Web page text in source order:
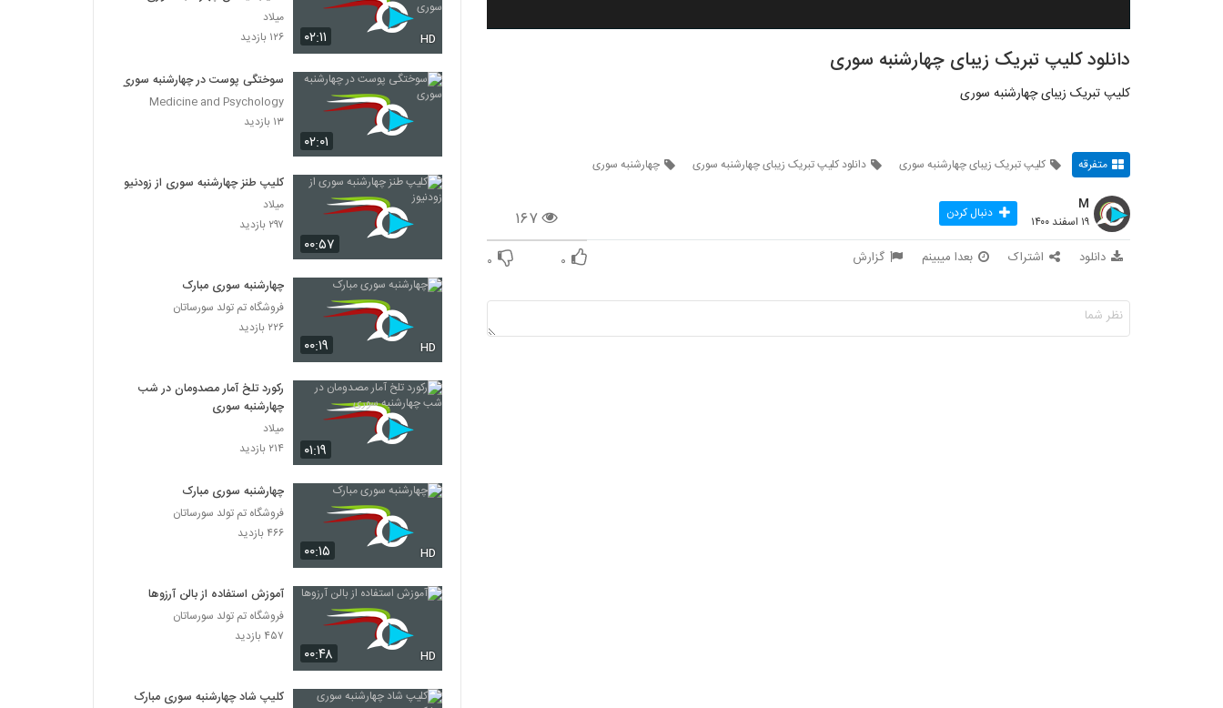
دانلود کلیپ تبریک زیبای چهارشنبه سوری
کلیپ تبریک زیبای چهارشنبه سوری
متفرقه کلیپ تبریک زیبای چهارشنبه سوری دانلود کلیپ تبریک زیبای چهارشنبه سوری چهارشنبه سوری
۱۶۷
M
۱۹ اسفند ۱۴۰۰ دنبال کردن
دانلود اشتراک بعدا میبینم گزارش ۰ ۰
۰۲:۱۱ HD
میلاد
۱۲۶ بازدید
۰۲:۰۱
سوختگی پوست در چهارشنبه سوری
Medicine and Psychology
۱۳ بازدید
۰۰:۵۷
کلیپ طنز چهارشنبه سوری از زودنیوز
میلاد
۲۹۷ بازدید
۰۰:۱۹ HD
چهارشنبه سوری مبارک
فروشگاه تم تولد سورساتان
۲۲۶ بازدید
۰۱:۱۹
رکورد تلخ آمار مصدومان در شب
چهارشنبه سوری
میلاد
۲۱۴ بازدید
۰۰:۱۵ HD
چهارشنبه سوری مبارک
فروشگاه تم تولد سورساتان
۴۶۶ بازدید
۰۰:۴۸ HD
آموزش استفاده از بالن آرزوها
فروشگاه تم تولد سورساتان
۴۵۷ بازدید
کلیپ شاد چهارشنبه سوری مبارک